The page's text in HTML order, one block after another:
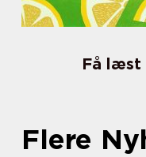
Få læst
Flere